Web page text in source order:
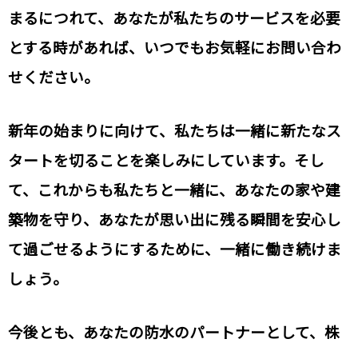
まるにつれて、あなたが私たちのサービスを必要
とする時があれば、いつでもお気軽にお問い合わ
せください。
新年の始まりに向けて、私たちは一緒に新たなス
タートを切ることを楽しみにしています。そし
て、これからも私たちと一緒に、あなたの家や建
築物を守り、あなたが思い出に残る瞬間を安心し
て過ごせるようにするために、一緒に働き続けま
しょう。
今後とも、あなたの防水のパートナーとして、株